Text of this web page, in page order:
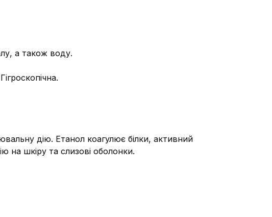
а також воду.
дію. Етанол коагулює білки, активний
на шкіру та слизові оболонки.